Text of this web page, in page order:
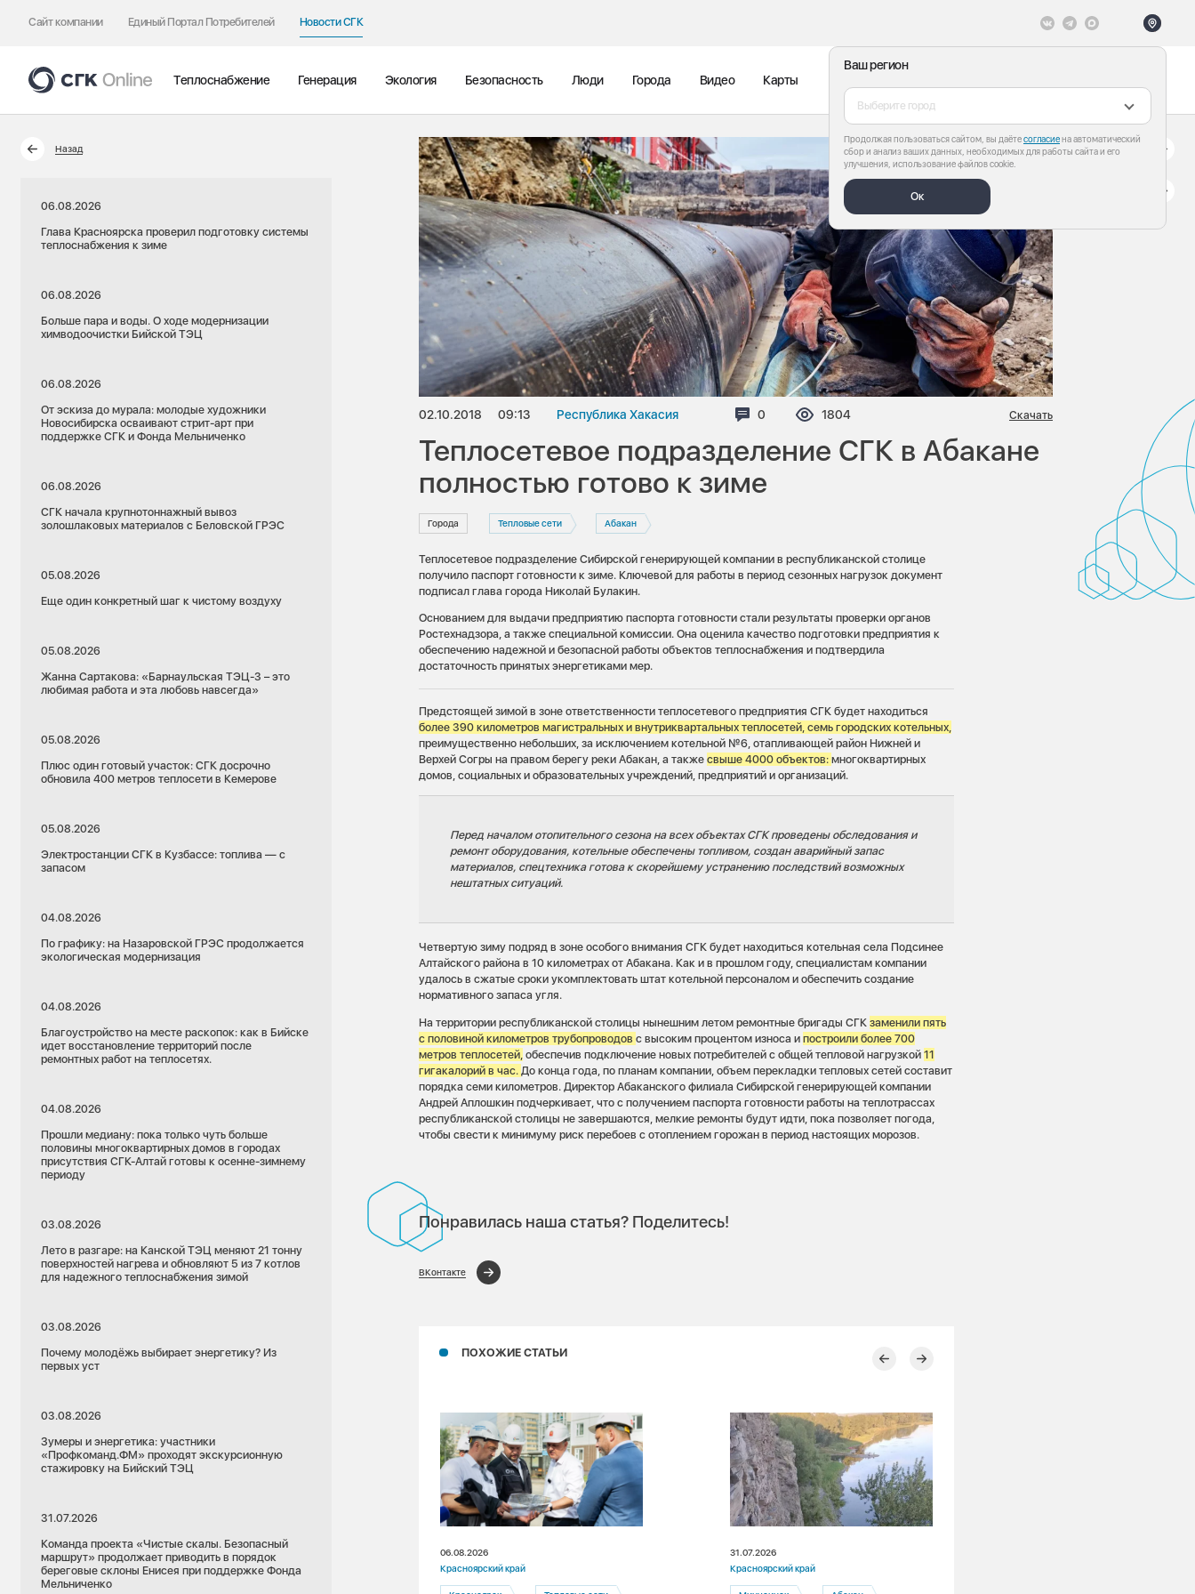
Сайт компании Единый Портал Потребителей Новости СГК
Ваш регион
Выберите город
Продолжая пользоваться сайтом, вы даётесогласиена автоматический
сбор и анализ ваших данных, необходимых для работы сайта и его
улучшения, использование файлов cookie.
Ок
Теплоснабжение Генерация Экология Безопасность Люди Города Видео Карты
Назад
06.08.2026
Глава Красноярска проверил подготовку системы
теплоснабжения к зиме
06.08.2026
Больше пара и воды. О ходе модернизации
химводоочистки Бийской ТЭЦ
06.08.2026
От эскиза до мурала: молодые художники
Новосибирска осваивают стрит-арт при
поддержке СГК и Фонда Мельниченко
06.08.2026
СГК начала крупнотоннажный вывоз
золошлаковых материалов с Беловской ГРЭС
05.08.2026
Еще один конкретный шаг к чистому воздуху
05.08.2026
Жанна Сартакова: «Барнаульская ТЭЦ-3 – это
любимая работа и эта любовь навсегда»
05.08.2026
Плюс один готовый участок: СГК досрочно
обновила 400 метров теплосети в Кемерове
05.08.2026
Электростанции СГК в Кузбассе: топлива — с
запасом
04.08.2026
По графику: на Назаровской ГРЭС продолжается
экологическая модернизация
04.08.2026
Благоустройство на месте раскопок: как в Бийске
идет восстановление территорий после
ремонтных работ на теплосетях.
04.08.2026
Прошли медиану: пока только чуть больше
половины многоквартирных домов в городах
присутствия СГК-Алтай готовы к осенне-зимнему
периоду
03.08.2026
Лето в разгаре: на Канской ТЭЦ меняют 21 тонну
поверхностей нагрева и обновляют 5 из 7 котлов
для надежного теплоснабжения зимой
03.08.2026
Почему молодёжь выбирает энергетику? Из
первых уст
03.08.2026
Зумеры и энергетика: участники
«Профкоманд.ФМ» проходят экскурсионную
стажировку на Бийский ТЭЦ
31.07.2026
Команда проекта «Чистые скалы. Безопасный
маршрут» продолжает приводить в порядок
береговые склоны Енисея при поддержке Фонда
Мельниченко
02.10.2018 09:13 Республика Хакасия Комментариев:
0 Просмотров:
1804 Скачать
Теплосетевое подразделение СГК в Абакане
полностью готово к зиме
Города Тепловые сети Абакан
Теплосетевое подразделение Сибирской генерирующей компании в республиканской столице
получило паспорт готовности к зиме. Ключевой для работы в период сезонных нагрузок документ
подписал глава города Николай Булакин.
Основанием для выдачи предприятию паспорта готовности стали результаты проверки органов
Ростехнадзора, а также специальной комиссии. Она оценила качество подготовки предприятия к
обеспечению надежной и безопасной работы объектов теплоснабжения и подтвердила
достаточность принятых энергетиками мер.
Предстоящей зимой в зоне ответственности теплосетевого предприятия СГК будет находиться
более 390 километров магистральных и внутриквартальных теплосетей, семь городских котельных,
преимущественно небольших, за исключением котельной №6, отапливающей район Нижней и
Верхей Согры на правом берегу реки Абакан, а такжесвыше 4000 объектов:многоквартирных
домов, социальных и образовательных учреждений, предприятий и организаций.
Перед началом отопительного сезона на всех объектах СГК проведены обследования и
ремонт оборудования, котельные обеспечены топливом, создан аварийный запас
материалов, спецтехника готова к скорейшему устранению последствий возможных
нештатных ситуаций.
Четвертую зиму подряд в зоне особого внимания СГК будет находиться котельная села Подсинее
Алтайского района в 10 километрах от Абакана. Как и в прошлом году, специалистам компании
удалось в сжатые сроки укомплектовать штат котельной персоналом и обеспечить создание
нормативного запаса угля.
На территории республиканской столицы нынешним летом ремонтные бригады СГКзаменилипять
с половиной километров трубопроводовс высоким процентом износа ипостроили более 700
метров теплосетей, обеспечив подключение новых потребителей с общей тепловой нагрузкой11
гигакалорий в час.До конца года, по планам компании, объем перекладки тепловых сетей составит
порядка семи километров. Директор Абаканского филиала Сибирской генерирующей компании
Андрей Аплошкин подчеркивает, что с получением паспорта готовности работы на теплотрассах
республиканской столицы не завершаются, мелкие ремонты будут идти, пока позволяет погода,
чтобы свести к минимуму риск перебоев с отоплением горожан в период настоящих морозов.
Понравилась наша статья? Поделитесь!
ВКонтакте
ПОХОЖИЕ СТАТЬИ
24.07.2026
Республика Хакасия
06.08.2026
Красноярский край
31.07.2026
Красноярский край